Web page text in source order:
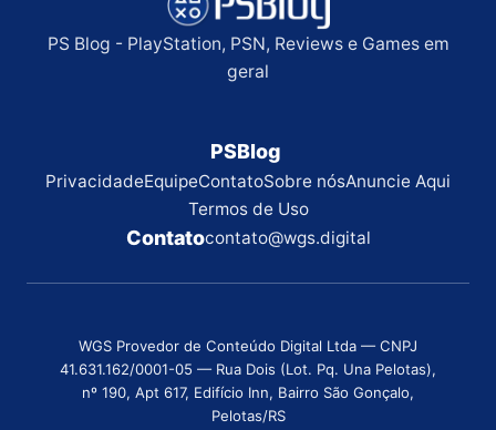
PS Blog - PlayStation, PSN, Reviews e Games em
geral
PSBlog
PrivacidadeEquipeContatoSobre nósAnuncie Aqui
Termos de Uso
Contatocontato@wgs.digital
WGS Provedor de Conteúdo Digital Ltda — CNPJ
41.631.162/0001-05 — Rua Dois (Lot. Pq. Una Pelotas),
nº 190, Apt 617, Edifício Inn, Bairro São Gonçalo,
Pelotas/RS